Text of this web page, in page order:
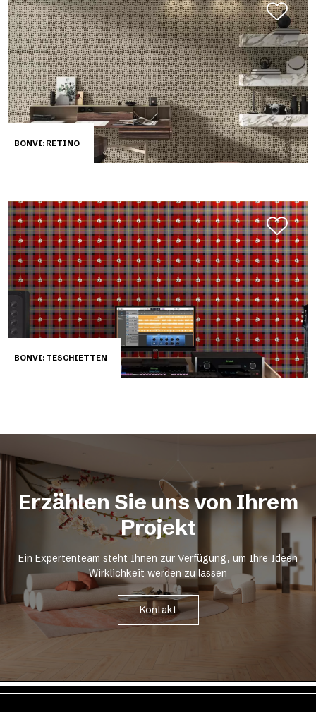
BONVI: RETINO
BONVI: TESCHIETTEN
Erzählen Sie uns von Ihrem
Projekt
Ein Expertenteam steht Ihnen zur Verfügung, um Ihre Ideen
Wirklichkeit werden zu lassen
Kontakt